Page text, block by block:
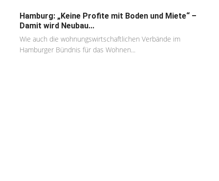
Hamburg: „Keine Profite mit Boden und Miete“ –
Damit wird Neubau...
Wie auch die wohnungswirtschaftlichen Verbände im
Hamburger Bündnis für das Wohnen...